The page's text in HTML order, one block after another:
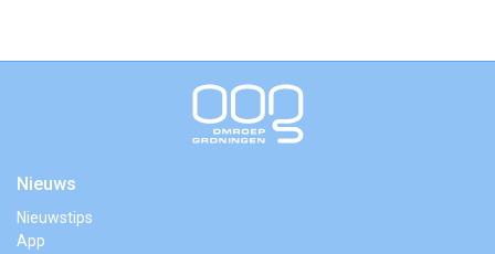
Nieuws
Nieuwstips
App